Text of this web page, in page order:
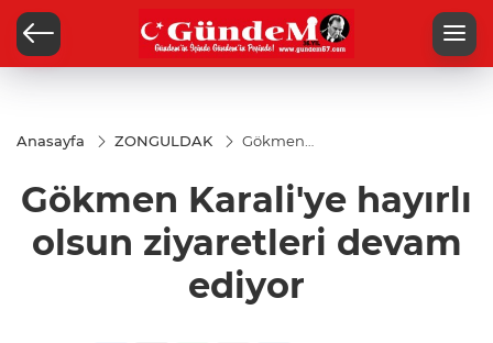
Anasayfa ZONGULDAK
Gökmen
olsun
ziyaretleri
devam
ediyor
Gökmen Karali'ye hayırlı
olsun ziyaretleri devam
ediyor